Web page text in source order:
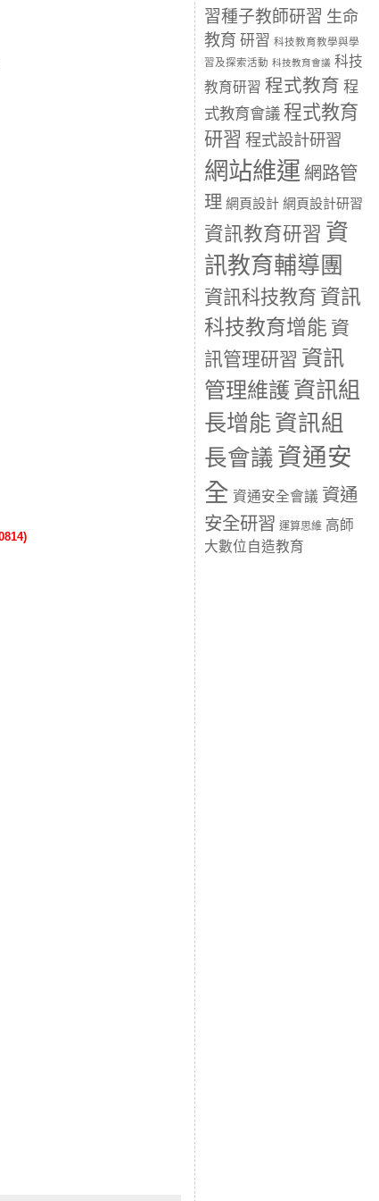
習種子教師研習 生命
教育 研習 科技教育教學與學
習及探索活動 科技教育會議 科技
教育研習 程式教育 程
式教育會議 程式教育
研習 程式設計研習
網站維運 網路管
理 網頁設計 網頁設計研習
資訊教育研習 資
訊教育輔導團
資訊科技教育 資訊
科技教育增能 資
訊管理研習 資訊
管理維護 資訊組
長增能資訊組
長會議 資通安
全 資通安全會議 資通
安全研習 運算思維 高師
大數位自造教育